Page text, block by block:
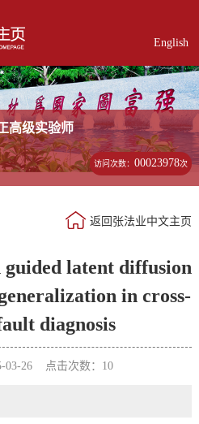
English
高级实验师
访问次数：00023978次
返回张法业中文主页
latent diffusion
in cross-
diagnosis
03-26 点击次数： 10